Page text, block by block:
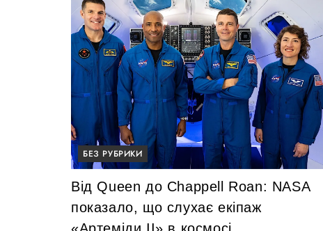
БЕЗ РУБРИКИ
Від Queen до Chappell Roan: NASA
показало, що слухає екіпаж